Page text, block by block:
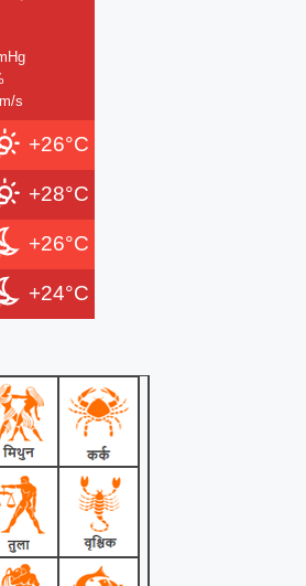
s
+26°C
+28°C
+26°C
+24°C